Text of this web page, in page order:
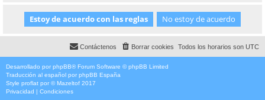
Todos los horarios son UTC
Borrar cookies
Contáctenos
Desarrollado por phpBB® Forum Software © phpBB Limited
Traducción al español por phpBB España
Style proflat por ©Mazeltof 2017
Privacidad | Condiciones